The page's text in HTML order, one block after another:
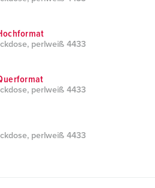
perlweiß 4433
perlweiß 4433
perlweiß 4433